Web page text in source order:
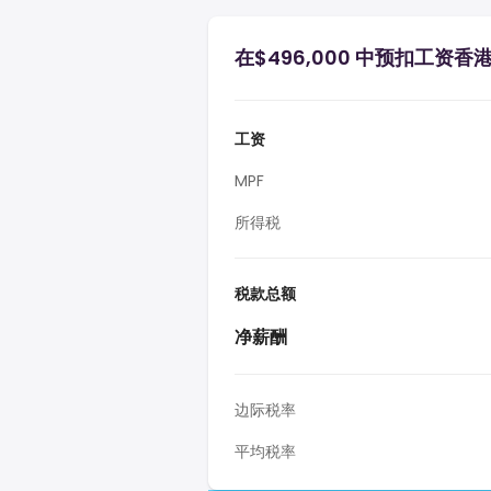
在$496,000 中预扣工资香
工资
MPF
所得税
税款总额
净薪酬
边际税率
平均税率